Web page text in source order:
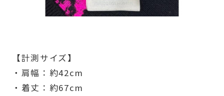
【計測サイズ】
・肩幅：約42cm
・着丈：約67cm